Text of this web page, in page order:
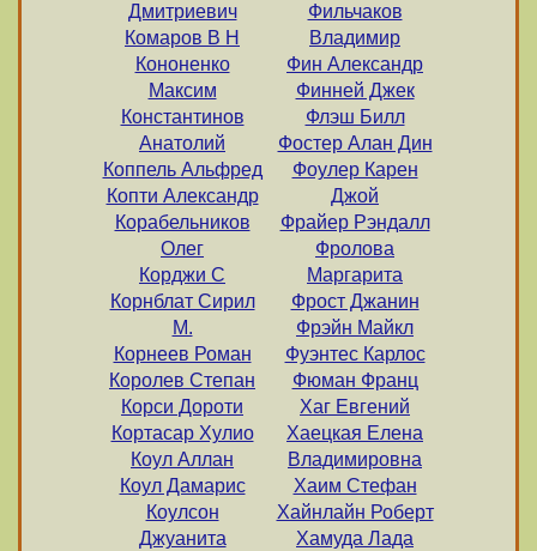
Дмитриевич
Комаров В H
Кононенко
Максим
Константинов
Анатолий
Коппель Альфред
Копти Александр
Корабельников
Олег
Корджи С
Корнблат Сирил
М.
Корнеев Роман
Королев Степан
Корси Дороти
Кортасар Хулио
Коул Аллан
Коул Дамарис
Коулсон
Джуанита
Фильчаков
Владимир
Фин Александр
Финней Джек
Флэш Билл
Фостер Алан Дин
Фоулер Карен
Джой
Фрайер Рэндалл
Фролова
Маргарита
Фрост Джанин
Фрэйн Майкл
Фуэнтес Карлос
Фюман Франц
Хаг Евгений
Хаецкая Елена
Владимировна
Хаим Стефан
Хайнлайн Роберт
Хамуда Лада